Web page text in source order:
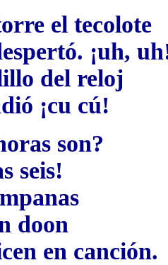
el tecolote
¡uh,
del reloj
¡cu cú!
son?
seis!
doon
en canción.